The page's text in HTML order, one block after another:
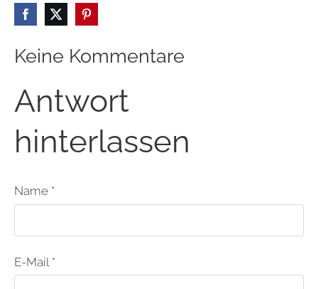
Keine Kommentare
Antwort
hinterlassen
Name *
E-Mail *